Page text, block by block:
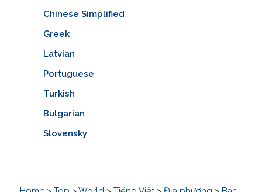
Chinese Simplified
Greek
Latvian
Portuguese
Turkish
Bulgarian
Slovensky